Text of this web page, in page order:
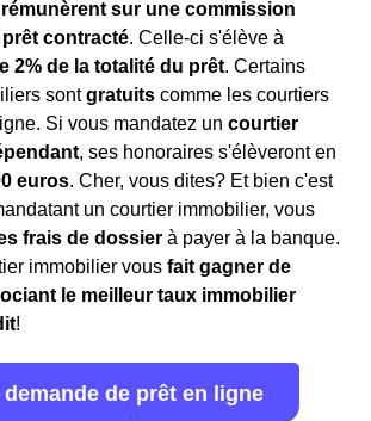
sur une commission
contracté. Celle-ci s'élève à
2% de la totalité du prêt. Certains
sontgratuits comme les courtiers
Si vous mandatez un courtier
, ses honoraires s'élèveront en
euros. Cher, vous dites? Et bien c'est
un courtier immobilier, vous
frais de dossier à payer à la banque.
immobilier vous fait gagner de
le meilleur taux immobilier
!
demande de prêt en ligne